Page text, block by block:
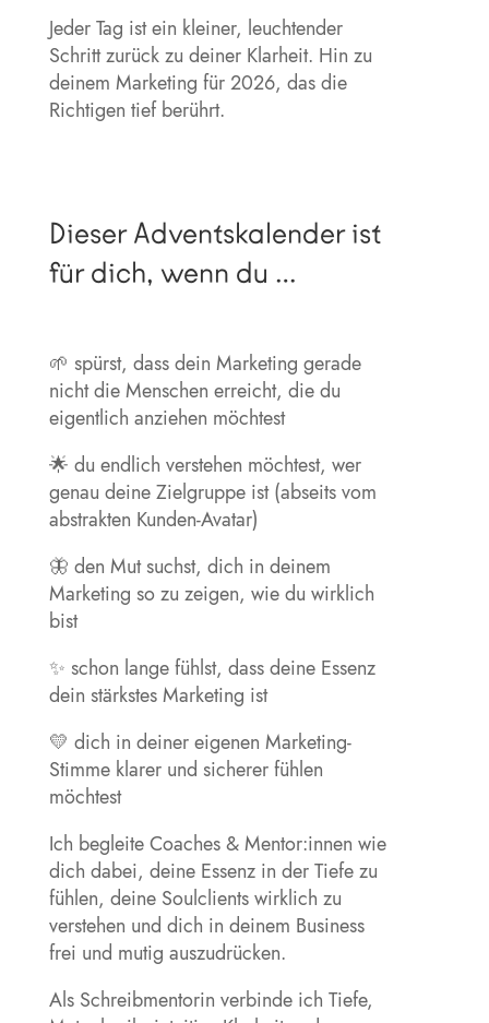
Jeder Tag ist ein kleiner, leuchtender
Schritt zurück zu deiner Klarheit. Hin zu
deinem Marketing für 2026, das die
Richtigen tief berührt.
Dieser Adventskalender ist
für dich, wenn du …
🌱 spürst, dass dein Marketing gerade
nicht die Menschen erreicht, die du
eigentlich anziehen möchtest
🌟 du endlich verstehen möchtest, wer
genau deine Zielgruppe ist (abseits vom
abstrakten Kunden-Avatar)
🦋 den Mut suchst, dich in deinem
Marketing so zu zeigen, wie du wirklich
bist
✨ schon lange fühlst, dass deine Essenz
dein stärkstes Marketing ist
💛 dich in deiner eigenen Marketing-
Stimme klarer und sicherer fühlen
möchtest
Ich begleite Coaches & Mentor:innen wie
dich dabei, deine Essenz in der Tiefe zu
fühlen, deine Soulclients wirklich zu
verstehen und dich in deinem Business
frei und mutig auszudrücken.
Als Schreibmentorin verbinde ich Tiefe,